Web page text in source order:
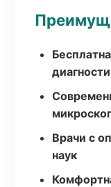
Врачи с
наук